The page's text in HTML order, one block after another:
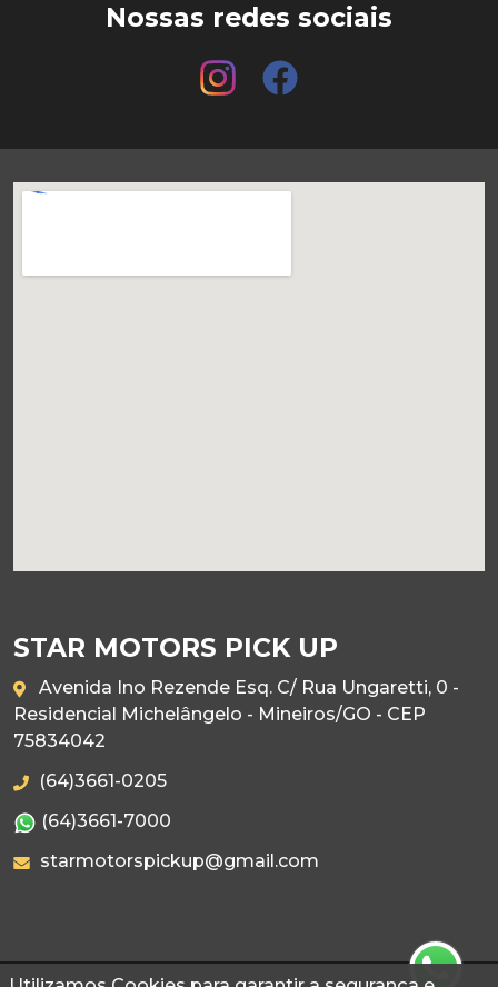
Nossas redes sociais
STAR MOTORS PICK UP
Avenida Ino Rezende Esq. C/ Rua Ungaretti, 0 -
Residencial Michelângelo - Mineiros/GO - CEP
75834042
(64)3661-0205
(64)3661-7000
starmotorspickup@gmail.com